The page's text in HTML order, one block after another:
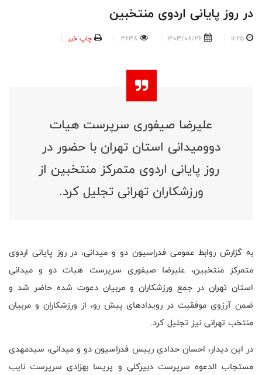
در روز پایانی اردوی منتخبین
11:25
1403/08/26
4638 چاپ خبر
علیرضا صیفوری سرپرست هیات
دوومیدانی استان تهران با حضور در
روز پایانی اردوی متمرکز منتخبین از
ورزشکاران تهرانی تجلیل کرد.
به گزارش روابط عمومی فدراسیون دو و میدانی، در روز پایانی اردوی
متمرکز منتخبین، علیرضا صیفوری سرپرست هیات دو و میدانی
استان تهران در جمع ورزشکاران و مربیان دعوت شده حاضر شد و
ضمن آرزوی موفقیت در رویدادهای پیش رو، از ورزشکاران و مربیان
منتخب تهرانی نیز تجلیل کرد.
در این دیدار، احسان حدادی رییس فدراسیون دو و میدانی، سیدمهدی
مستجاب الدعوه سرپرست دبیرکلی و پریسا بهزادی سرپرست نایب